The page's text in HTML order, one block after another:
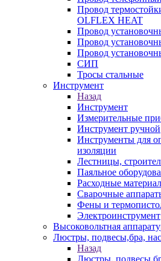
Провод
OLFLEX HEAT
Провод
Провод
Провод
СИП
Тросы стальные
Инструмент
Назад
Инструмент
Измерительные
Инструмент ручной
Инструменты для
изоляции
Лестницы,
Паяльное
Расходные
Сварочные
Фены и
Электроинструмент
Высоковольтная
Люстры, подвесы,бра,
Назад